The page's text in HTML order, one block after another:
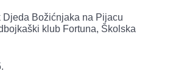
Djeda Božićnjaka na Pijacu
klub Fortuna, Školska